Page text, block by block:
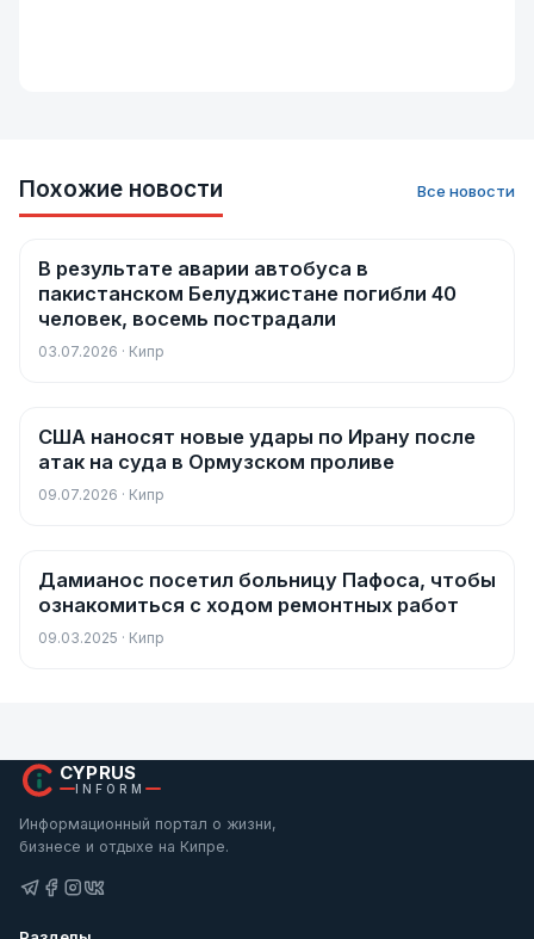
Похожие новости Все новости
Новости
В результате аварии автобуса в
пакистанском Белуджистане погибли 40
человек, восемь пострадали
03.07.2026 · Кипр
Новости
США наносят новые удары по Ирану после
атак на суда в Ормузском проливе
09.07.2026 · Кипр
Новости
Дамианос посетил больницу Пафоса, чтобы
ознакомиться с ходом ремонтных работ
09.03.2025 · Кипр
CYPRUS
INFORM
Информационный портал о жизни,
бизнесе и отдыхе на Кипре.